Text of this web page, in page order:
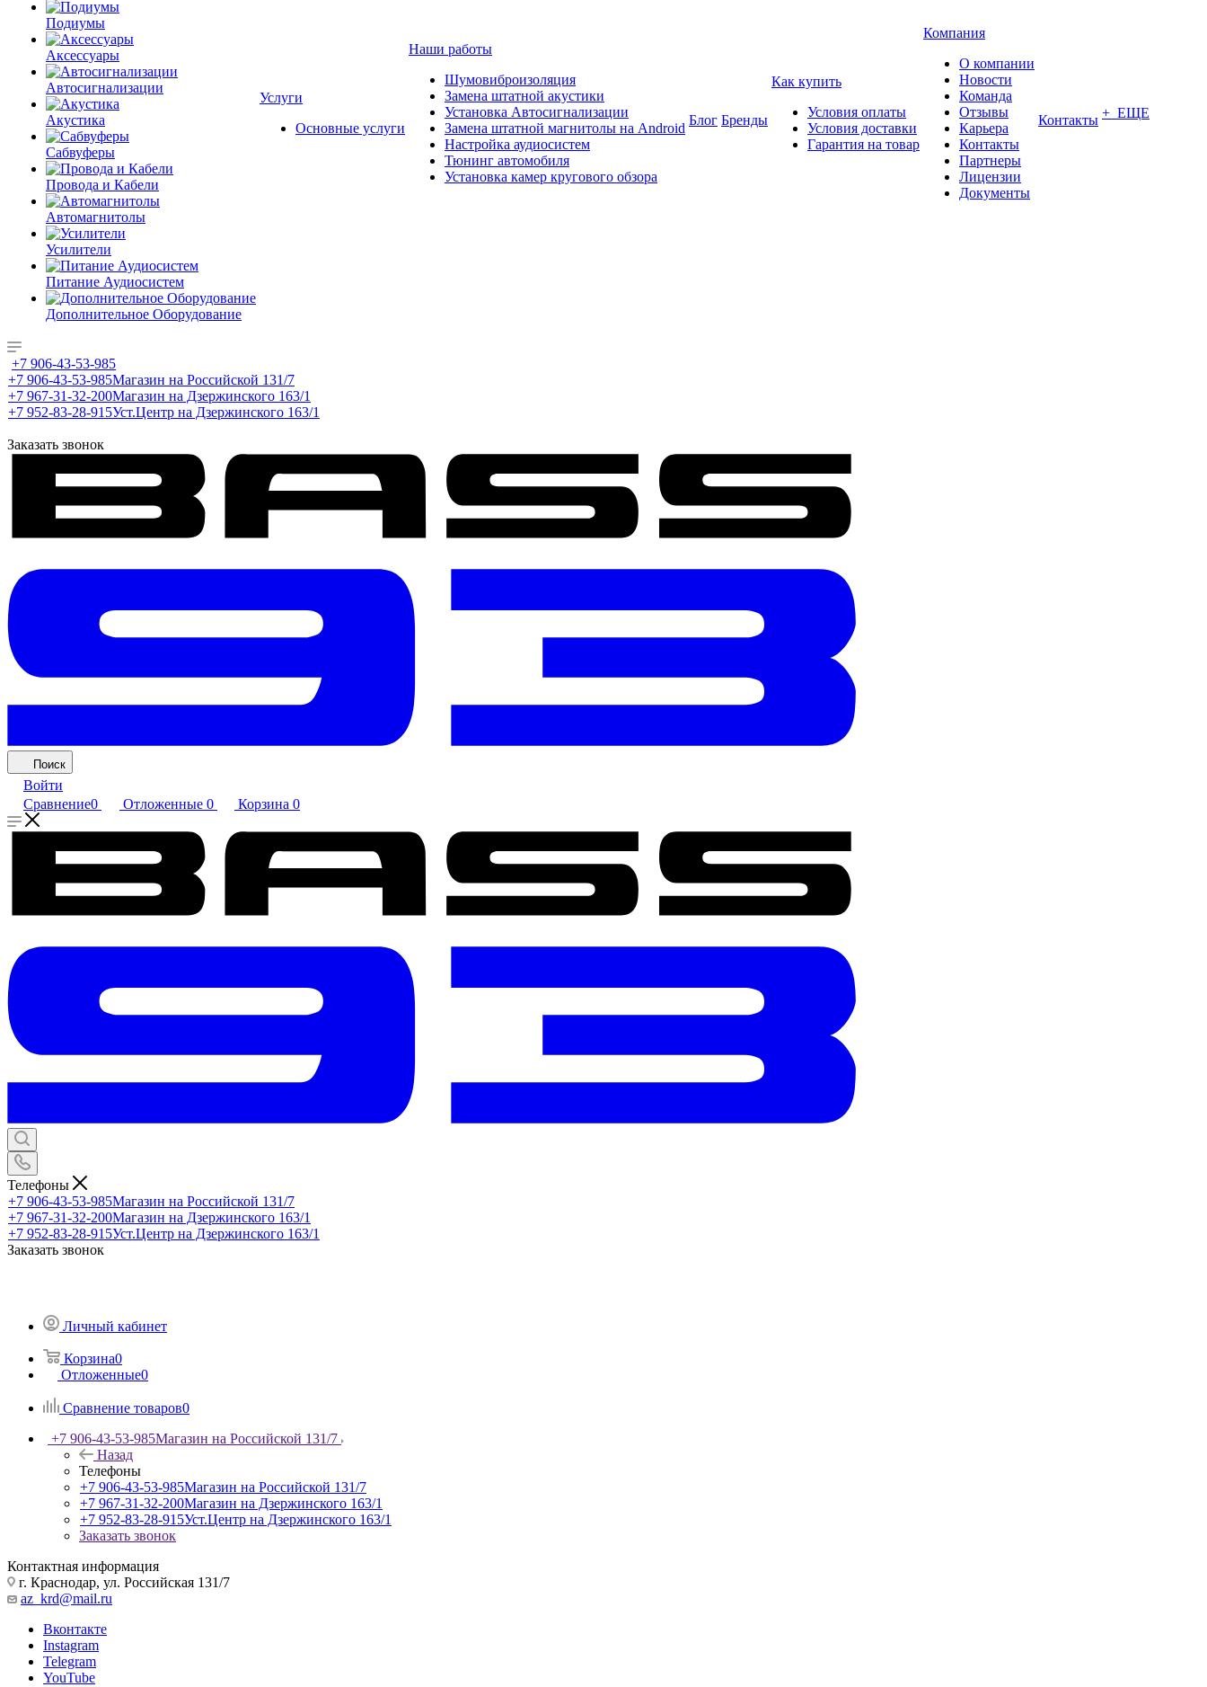
Подиумы
Аксессуары
Автосигнализации
Акустика
Сабвуферы
Провода и Кабели
Автомагнитолы
Усилители
Питание Аудиосистем
Дополнительное Оборудование
Услуги
Основные услуги
Наши работы
Шумовиброизоляция
Замена штатной акустики
Установка Автосигнализации
Замена штатной магнитолы на Android
Настройка аудиосистем
Тюнинг автомобиля
Установка камер кругового обзора
Блог Бренды
Как купить
Условия оплаты
Условия доставки
Гарантия на товар
Компания
О компании
Новости
Команда
Отзывы
Карьера
Контакты
Партнеры
Лицензии
Документы
Контакты + ЕЩЕ
+7 906-43-53-985
+7 906-43-53-985Магазин на Российской 131/7
+7 967-31-32-200Магазин на Дзержинского 163/1
+7 952-83-28-915Уст.Центр на Дзержинского 163/1
Заказать звонок
Поиск
Войти
Сравнение0 Отложенные 0 Корзина 0
Телефоны
+7 906-43-53-985Магазин на Российской 131/7
+7 967-31-32-200Магазин на Дзержинского 163/1
+7 952-83-28-915Уст.Центр на Дзержинского 163/1
Заказать звонок
Личный кабинет
Корзина0
Отложенные0
Сравнение товаров0
+7 906-43-53-985Магазин на Российской 131/7
Назад
Телефоны
+7 906-43-53-985Магазин на Российской 131/7
+7 967-31-32-200Магазин на Дзержинского 163/1
+7 952-83-28-915Уст.Центр на Дзержинского 163/1
Заказать звонок
Контактная информация
г. Краснодар, ул. Российская 131/7
az_krd@mail.ru
Вконтакте
Instagram
Telegram
YouTube